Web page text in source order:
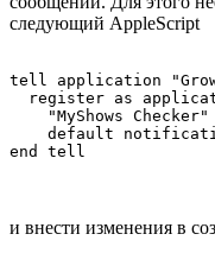
следующий AppleScript
tell application
register as
"MyShows
default
и внести изменения в